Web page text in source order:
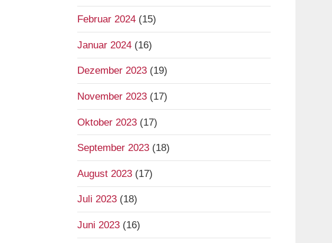
Februar 2024(15)
Januar 2024(16)
Dezember 2023(19)
November 2023(17)
Oktober 2023(17)
September 2023(18)
August 2023(17)
Juli 2023(18)
Juni 2023(16)